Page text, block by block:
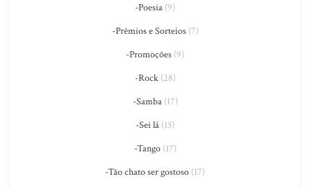
-Poesia (9)
-Prêmios e Sorteios(7)
-Promoções (9)
-Rock(28)
-Samba(17)
-Sei lá (13)
-Tango(17)
-Tão chato ser gostoso (17)